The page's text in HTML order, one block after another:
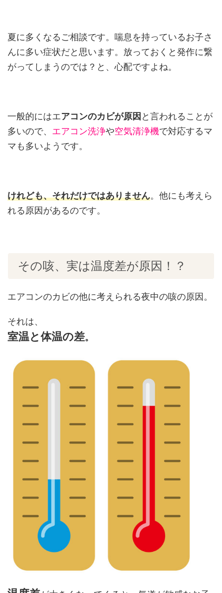
夏に多くなるご相談です。喘息を持っているお子さ
んに多い症状だと思います。放っておくと発作に繋
がってしまうのでは？と、心配ですよね。
一般的にはエアコンのカビが原因 と言われることが
多いので、 エアコン洗浄や空気清浄機で対応するマ
マも多いようです。
けれども、それだけではありません。他にも考えら
れる原因があるのです。
その咳、実は温度差が原因！？
エアコンのカビの他に考えられる夜中の咳の原因。
それは、
室温と体温の差。